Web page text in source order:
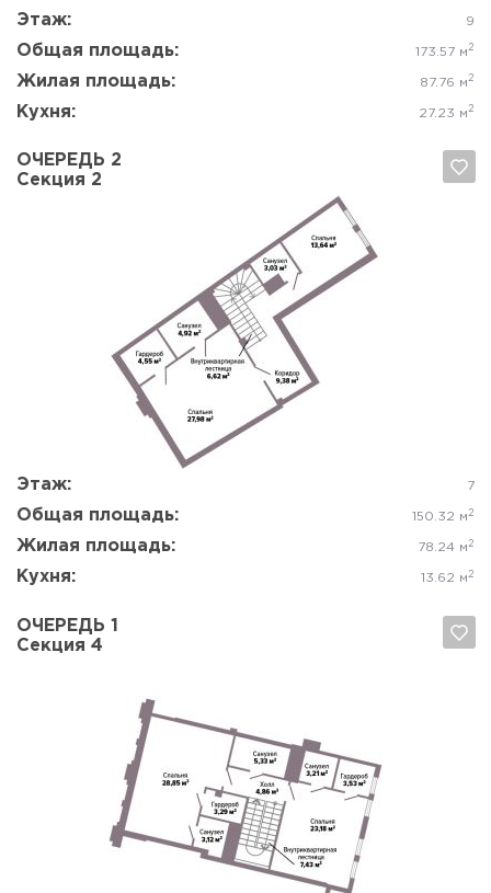
Этаж: 9
Общая площадь: 173.57 м 2
Жилая площадь: 87.76 м 2
Кухня: 27.23 м 2
ОЧЕРЕДЬ 2
Секция 2
Этаж: 7
Общая площадь: 150.32 м 2
Жилая площадь: 78.24 м 2
Кухня: 13.62 м 2
Да, удалить Отмена
ОЧЕРЕДЬ 1
Секция 4
Да, удалить Отмена